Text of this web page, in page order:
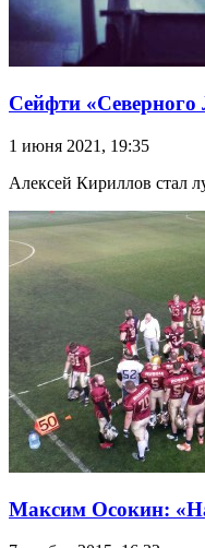
Сейфти
1 июня 2021, 19:35
Алексей Кириллов стал
Максим Осокин: